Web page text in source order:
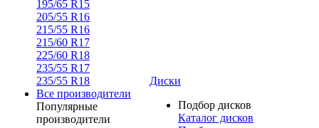
195/65 R15
205/55 R16
215/55 R16
215/60 R17
225/60 R18
235/55 R17
235/55 R18
Все производители
Популярные
производители
Диски
Подбор дисков
Каталог дисков